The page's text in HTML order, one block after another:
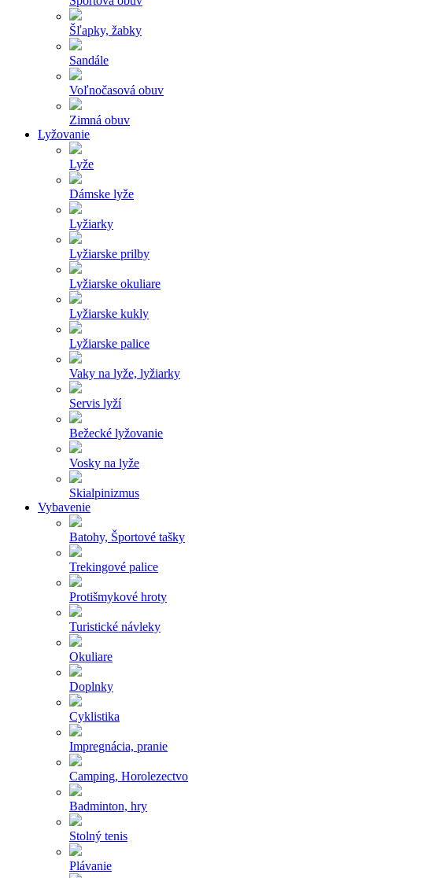
Šľapky, žabky
Sandále
Voľnočasová obuv
Zimná obuv
Lyžovanie
Lyže
Dámske lyže
Lyžiarky
Lyžiarske prilby
Lyžiarske okuliare
Lyžiarske kukly
Lyžiarske palice
Vaky na lyže, lyžiarky
Servis lyží
Bežecké lyžovanie
Vosky na lyže
Skialpinizmus
Vybavenie
Batohy, Športové tašky
Trekingové palice
Protišmykové hroty
Turistické návleky
Okuliare
Doplnky
Cyklistika
Impregnácia, pranie
Camping, Horolezectvo
Badminton, hry
Stolný tenis
Plávanie